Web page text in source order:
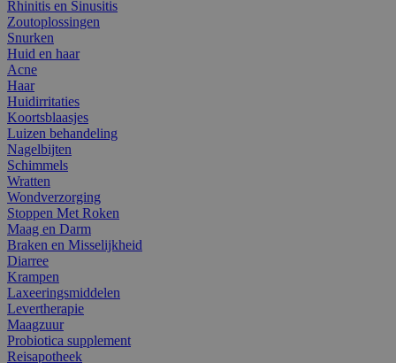
Rhinitis en Sinusitis
Zoutoplossingen
Snurken
Huid en haar
Acne
Haar
Huidirritaties
Koortsblaasjes
Luizen behandeling
Nagelbijten
Schimmels
Wratten
Wondverzorging
Stoppen Met Roken
Maag en Darm
Braken en Misselijkheid
Diarree
Krampen
Laxeeringsmiddelen
Levertherapie
Maagzuur
Probiotica supplement
Reisapotheek